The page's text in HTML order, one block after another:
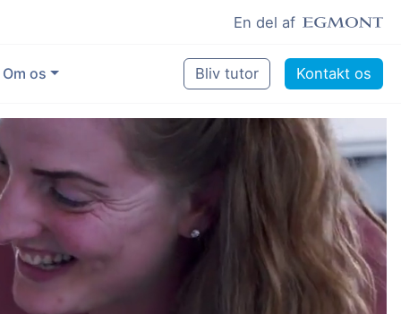
En del af
Om os
Vores eksperter
Sikring af kvalitet
Pædagogisk grundlag
Skoler og kommuner
Job som lektiehjælper
Job som erfaren underviser
Bliv tutor Kontakt os